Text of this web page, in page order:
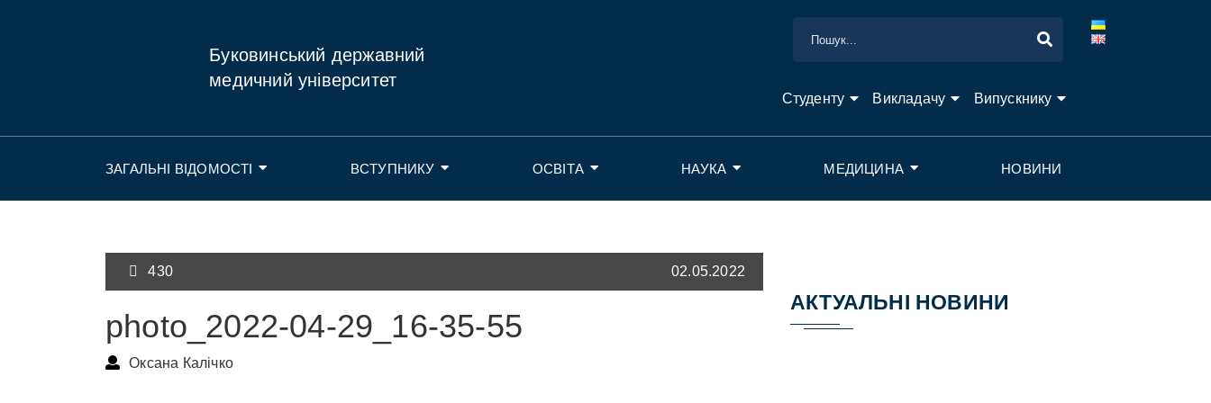
Буковинський державний
медичний університет
Студенту Викладачу Випускнику
ЗАГАЛЬНІ ВІДОМОСТІ ВСТУПНИКУ ОСВІТА НАУКА МЕДИЦИНА НОВИНИ
430 02.05.2022
photo_2022-04-29_16-35-55
Оксана Калічко
АКТУАЛЬНІ НОВИНИ